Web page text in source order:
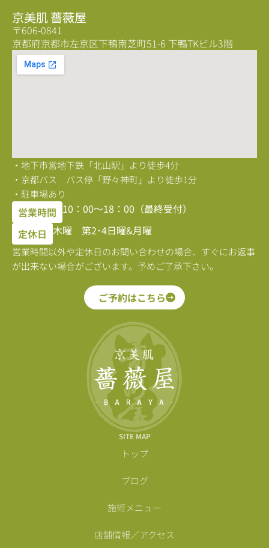
SITE MAP
トップ
ブログ
施術メニュー
店舗情報／アクセス
京美肌 薔薇屋
〒606-0841
京都府京都市左京区下鴨南芝町51-6 下鴨TKビル3階
・地下市営地下鉄「北山駅」より徒歩4分
・京都バス バス停「野々神町」より徒歩1分
・駐車場あり
営業時間 10：00〜18：00（最終受付）
定休日 木曜 第2･4日曜&月曜
営業時間以外や定休日のお問い合わせの場合、すぐにお返事
が出来ない場合がございます。予めご了承下さい。
ご予約はこちら